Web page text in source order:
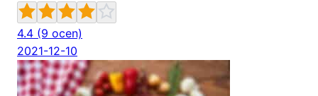
4.4 (9 ocen)
2021-12-10